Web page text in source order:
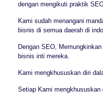
dengan mengikuti praktik
Kami sudah menangani
bisnis di semua daerah di
Dengan SEO,
bisnis inti mereka.
Kami mengkhususkan diri
Setiap Kami